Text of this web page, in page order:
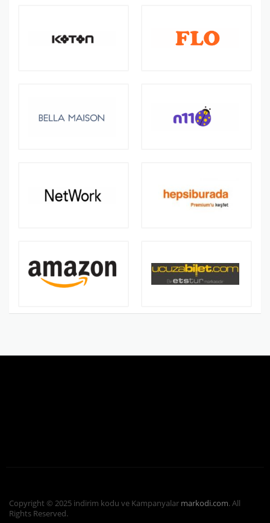
Copyright © 2025 indirim kodu ve Kampanyalar markodi.com. All
Rights Reserved.